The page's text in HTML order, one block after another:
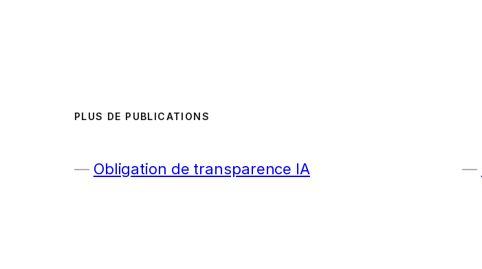
PLUS DE PUBLICATIONS
Obligation de transparence IA